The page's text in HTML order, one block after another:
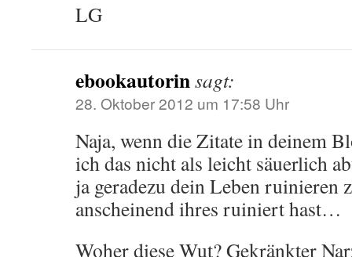
LG
ebookautorinsagt:
28. Oktober 2012 um 17:58 Uhr
Naja, wenn die Zitate in deinem
ich das nicht als leicht säuerlich
ja geradezu dein Leben ruinieren
anscheinend ihres ruiniert hast…
Woher diese Wut? Gekränkter